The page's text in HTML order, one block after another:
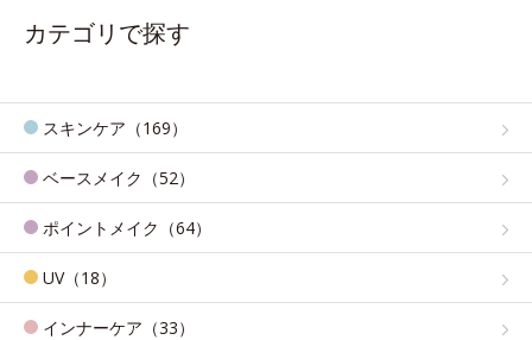
カテゴリで探す
スキンケア（169）
ベースメイク（52）
ポイントメイク（64）
UV（18）
インナーケア（33）